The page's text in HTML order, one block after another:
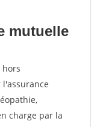
mutuelle
hors
charge par la